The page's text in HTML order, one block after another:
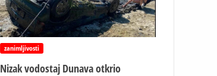
zanimljivosti
Nizak vodostaj Dunava otkrio